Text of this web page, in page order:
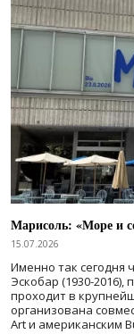
Марисоль: «Море и
15.07.2026
Именно так сегодня
Эскобар (1930-
проходит в
организована
Art и американским